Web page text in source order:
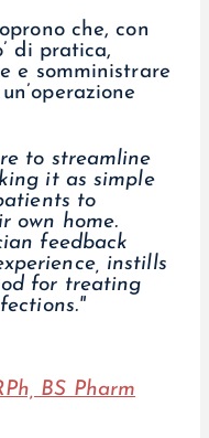
che, con
di pratica,
e somministrare
to streamline
it as simple
to
own home.
feedback
instills
for treating
BS Pharm